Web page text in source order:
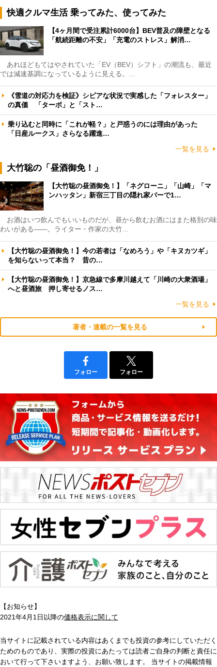
快適クルマ生活 乗ってみた、使ってみた
【4ヶ月間で受注累計6000台】BEV普及の障壁となる
「航続距離の不安」「充電のストレス」解消…
あれほどもてはやされていた「EV（BEV）シフト」の潮流も、最近
では減速基調になっているように見える。…
《雪道の対応力を検証》シビアな状況で実感した「フォレスター」
の真価 「ターボ」と「スト…
乗り込むと同時に「これが軽？」と戸惑うのには理由があった
「日産ルークス」さらなる躍進…
一覧を見る
大竹聡の「昼酒御免！」
【大竹聡の昼酒御免！】「ネグローニ」「山崎」「マ
ンハッタン」新宿三丁目の隠れ家バーで1…
お酒はいつ飲んでもいいものだが、昼から飲むお酒にはまた格別の味
わいがある――。ライター・作家の大竹…
【大竹聡の昼酒御免！】今の若者は「なめろう」や「キヌカツギ」
を知らないって本当？ 昔の…
【大竹聡の昼酒御免！】京急線で多摩川越えて「川崎の大衆酒場」
へと昼酒旅 押し寄せるノス…
一覧を見る
著者・連載の一覧を見る
フォロー フォロー
【お知らせ】
2021年4月1日以降の価格表示に関して
当サイトに記載されている内容はあくまでも投資の参考にしていただく
ためのものであり、実際の投資にあたっては読者ご自身の判断と責任に
おいて行って下さいますよう、お願い致します。 当サイトの掲載情報